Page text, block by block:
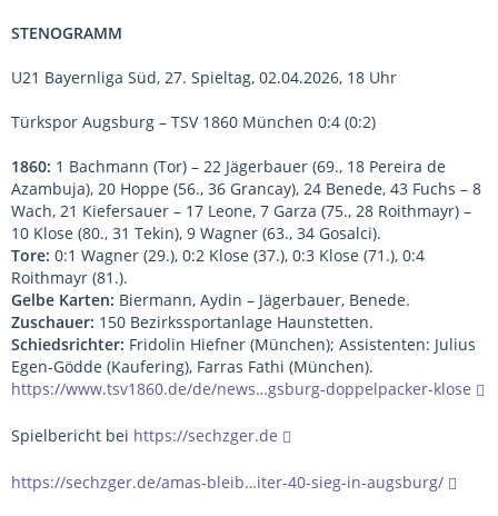
STENOGRAMM
U21 Bayernliga Süd, 27. Spieltag, 02.04.2026, 18 Uhr
Türkspor Augsburg – TSV 1860 München 0:4 (0:2)
1860: 1 Bachmann (Tor) – 22 Jägerbauer (69., 18 Pereira de
Azambuja), 20 Hoppe (56., 36 Grancay), 24 Benede, 43 Fuchs – 8
Wach, 21 Kiefersauer – 17 Leone, 7 Garza (75., 28 Roithmayr) –
10 Klose (80., 31 Tekin), 9 Wagner (63., 34 Gosalci).
Tore: 0:1 Wagner (29.), 0:2 Klose (37.), 0:3 Klose (71.), 0:4
Roithmayr (81.).
Gelbe Karten: Biermann, Aydin – Jägerbauer, Benede.
Zuschauer: 150 Bezirkssportanlage Haunstetten.
Schiedsrichter: Fridolin Hiefner (München); Assistenten: Julius
Egen-Gödde (Kaufering), Farras Fathi (München).
https://www.tsv1860.de/de/news…gsburg-doppelpacker-klose
Spielbericht bei https://sechzger.de
https://sechzger.de/amas-bleib…iter-40-sieg-in-augsburg/